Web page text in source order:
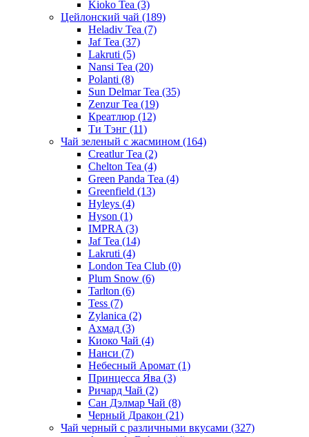
Kioko Tea (3)
Цейлонский чай (189)
Heladiv Tea (7)
Jaf Tea (37)
Lakruti (5)
Nansi Tea (20)
Polanti (8)
Sun Delmar Tea (35)
Zenzur Tea (19)
Креатлюр (12)
Ти Тэнг (11)
Чай зеленый с жасмином (164)
Creatlur Tea (2)
Chelton Tea (4)
Green Panda Tea (4)
Greenfield (13)
Hyleys (4)
Hyson (1)
IMPRA (3)
Jaf Tea (14)
Lakruti (4)
London Tea Club (0)
Plum Snow (6)
Tarlton (6)
Tess (7)
Zylanica (2)
Ахмад (3)
Киоко Чай (4)
Нанси (7)
Небесный Аромат (1)
Принцесса Ява (3)
Ричард Чай (2)
Сан Дэлмар Чай (8)
Черный Дракон (21)
Чай черный с различными вкусами (327)